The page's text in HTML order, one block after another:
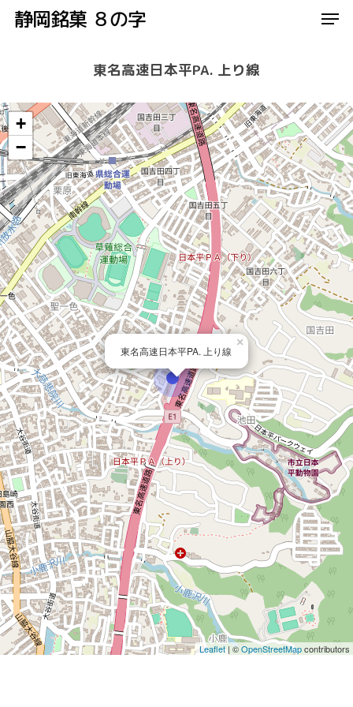
Skip
content
静岡銘菓 ８の字
東名高速日本平PA. 上り線
東名高速日本平PA. 上り線
×
+
−
Leaflet | ©OpenStreetMapcontributors